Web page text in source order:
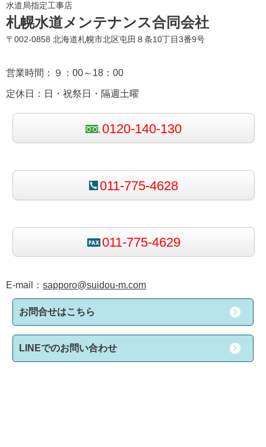
水道局指定工事店
札幌水道メンテナンス合同会社
〒002-0858 北海道札幌市北区屯田８条10丁目3番9号
営業時間：９：00～18：00
定休日：日・祝祭日・隔週土曜
0120-140-130
011-775-4628
011-775-4629
E-mail： sapporo@suidou-m.com
お問合せはこちら
LINEでのお問い合わせ